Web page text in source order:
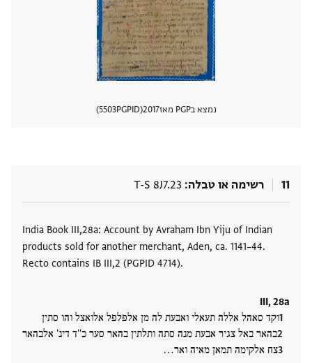
נמצא בPGP מאז 2017
PGPID
5503
11 רשימה או טבלה T-S 8J7.23
India Book III,28a: Account by Avraham Ibn Yiju of Indian
products sold for another merchant, Aden, ca. 1141–44.
Recto contains IB III,2 (PGPID 4714).
III, 28a
וקד סאהל אללה תעאלי ואבעת לה מן אלפלפל אלואצל והו סתין
בהאר באל צגיר אבעת מנה סתה ותלתין בהאר סער כ''ד דינ' אלבהאר
צח אלקימה תמאן מאיה ואר‮…